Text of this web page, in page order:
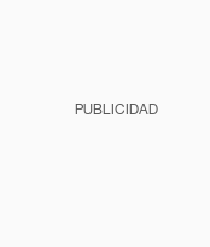
PUBLICIDAD